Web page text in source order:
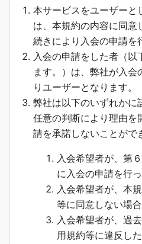
本サービスをユーザーと
は、本規約の内容に同意
続きにより入会の申請を
入会の申請をした者（以
ます。）は、弊社が入会
りユーザーとなります。
弊社は以下のいずれかに
任意の判断により理由を
請を承諾しないことがで
入会希望者が、第
に入会の申請を行っ
入会希望者が、本
等に同意しない場合
入会希望者が、過
用規約等に違反し